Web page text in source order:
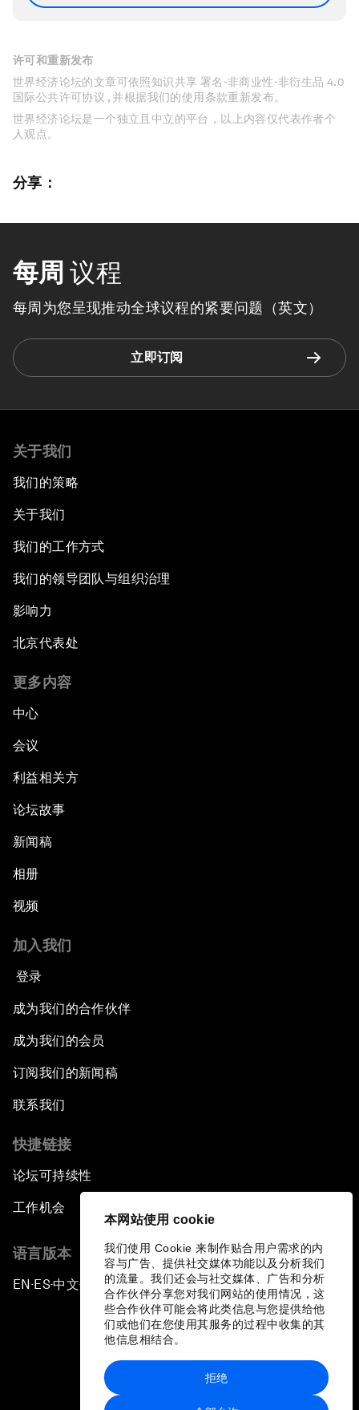
本网站使用 cookie
我们使用 Cookie 来制作贴合用户需求的内
容与广告、提供社交媒体功能以及分析我们
的流量。我们还会与社交媒体、广告和分析
合作伙伴分享您对我们网站的使用情况，这
些合作伙伴可能会将此类信息与您提供给他
们或他们在您使用其服务的过程中收集的其
他信息相结合。
拒绝
许可和重新发布
世界经济论坛的文章可依照知识共享 署名-非商业性-非衍生品 4.0
国际公共许可协议 , 并根据我们的使用条款重新发布。
世界经济论坛是一个独立且中立的平台，以上内容仅代表作者个
人观点。
分享：
每周 议程
每周为您呈现推动全球议程的紧要问题（英文）
立即订阅
关于我们
我们的策略
关于我们
我们的工作方式
我们的领导团队与组织治理
影响力
北京代表处
更多内容
中心
会议
利益相关方
论坛故事
新闻稿
相册
视频
加入我们
登录
成为我们的合作伙伴
成为我们的会员
订阅我们的新闻稿
联系我们
快捷链接
论坛可持续性
工作机会
语言版本
EN ▪ES▪中文▪ 日本語